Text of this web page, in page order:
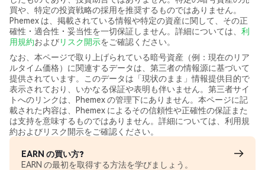
買や、特定の投資戦略の採用を推奨するものではありません。
Phemex は、掲載されている情報や特定の資産に関して、その正
確性・適合性・妥当性を一切保証しません。詳細については、 利
用規約およびリスク開示をご確認ください。
なお、本ページで取り上げられている暗号資産（例：現在のリア
ルタイム価格）に関連するデータは、第三者の情報源に基づいて
提供されています。このデータは「現状のまま」情報提供目的で
表示されており、いかなる保証や表明も伴いません。第三者サイ
トへのリンクは、Phemex の管理下にありません。本ページに記
載された内容は、Phemex によるその信頼性や正確性の保証また
は支持を意味するものではありません。詳細については、利用規
約およびリスク開示をご確認ください。
EARN の買い方?
EARN の最初を取得する方法を学びましょう。